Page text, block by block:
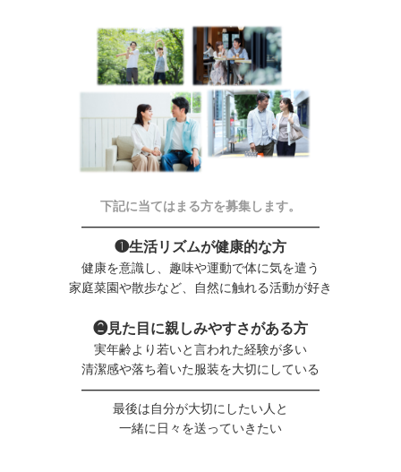
下記に当てはまる方を募集します。
―――――――――――――――――――
❶生活リズムが健康的な方
健康を意識し、趣味や運動で体に気を遣う
家庭菜園や散歩など、自然に触れる活動が好き
❷見た目に親しみやすさがある方
実年齢より若いと言われた経験が多い
清潔感や落ち着いた服装を大切にしている
―――――――――――――――――――
最後は自分が大切にしたい人と
一緒に日々を送っていきたい